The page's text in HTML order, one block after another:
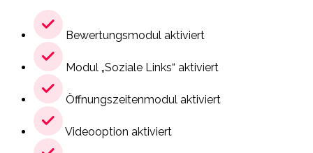
Bewertungsmodul aktiviert
Modul „Soziale Links“ aktiviert
Öffnungszeitenmodul aktiviert
Videooption aktiviert